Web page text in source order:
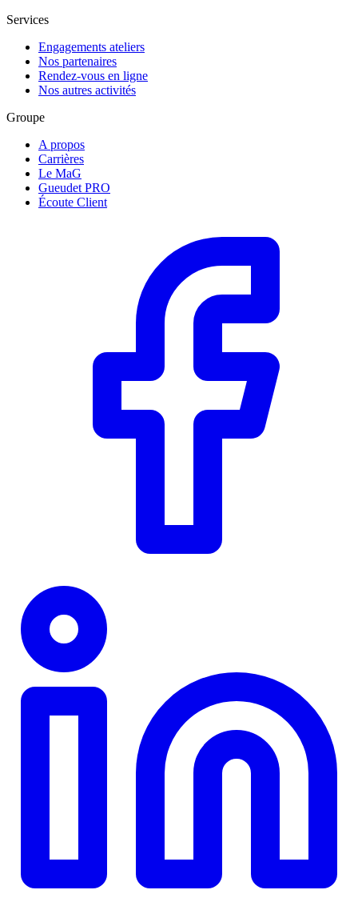
Services
Engagements ateliers
Nos partenaires
Rendez-vous en ligne
Nos autres activités
Groupe
A propos
Carrières
Le MaG
Gueudet PRO
Écoute Client